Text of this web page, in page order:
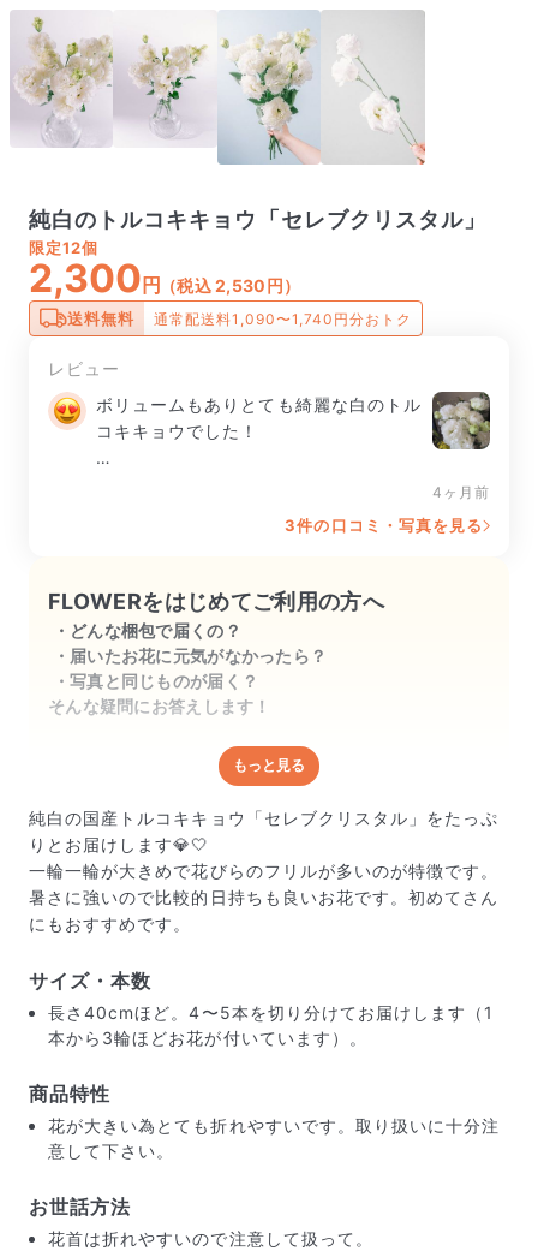
純白のトルコキキョウ「セレブクリスタル」
限定12個
2,300 円 （税込 2,530円）
送料無料 通常配送料1,090〜1,740円分おトク
レビュー
ボリュームもありとても綺麗な白のトル
コキキョウでした！
4ヶ月前
3件の口コミ・写真を見る
FLOWERをはじめてご利用の方へ
どんな梱包で届くの？
届いたお花に元気がなかったら？
写真と同じものが届く？
そんな疑問にお答えします！
どんな梱包で届くの？
出荷前に水揚げ（花が水を吸いやすくなる処理）を施
し、専用ボックスに丁寧に梱包してお届けしています。
きゅっとまとめられて一見窮屈そうに見えますが、輸送
中の衝撃による折れや擦れを軽減する効果があります。
もっと見る
純白の国産トルコキキョウ「セレブクリスタル」をたっぷ
りとお届けします💎🤍
一輪一輪が大きめで花びらのフリルが多いのが特徴です。
暑さに強いので比較的日持ちも良いお花です。初めてさん
にもおすすめです。
サイズ・本数
長さ40cmほど。4〜5本を切り分けてお届けします（1
本から3輪ほどお花が付いています）。
商品特性
花が大きい為とても折れやすいです。取り扱いに十分注
意して下さい。
お世話方法
花首は折れやすいので注意して扱って。